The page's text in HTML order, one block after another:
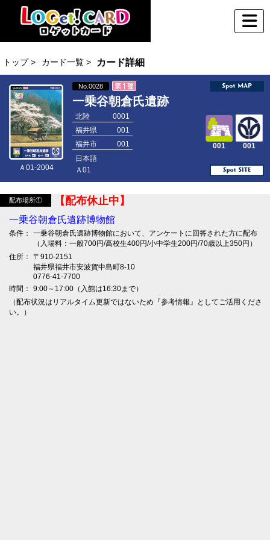
トップ > カード一覧 > カード詳細
Ａ01-2004
No.0028
一乗谷朝倉氏遺跡
北陸
0001
福井県
001
福井市
001 001
001
日本語
Ａ01
配布場所① 【配布休止中】
一乗谷朝倉氏遺跡博物館
条件：
一乗谷朝倉氏遺跡博物館において、アンケートに回答された方に配布
（入場料：一般700円/高校生400円/小中学生200円/70歳以上350円）
住所：
〒910-2151
福井県福井市安波賀中島町8-10
0776-41-7700
時間：
9:00～17:00（入館は16:30まで）
（配布状況はリアルタイム更新ではないため『参考情報』としてご活用くださ
い。）